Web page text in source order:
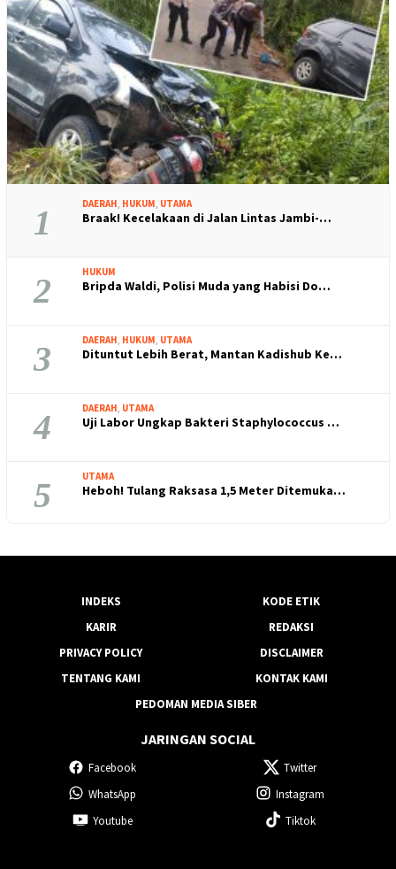
1 DAERAH, HUKUM, UTAMA
Braak! Kecelakaan di Jalan Lintas Jambi-…
2 HUKUM
Bripda Waldi, Polisi Muda yang Habisi Do…
3 DAERAH, HUKUM, UTAMA
Dituntut Lebih Berat, Mantan Kadishub Ke…
4 DAERAH, UTAMA
Uji Labor Ungkap Bakteri Staphylococcus …
5 UTAMA
Heboh! Tulang Raksasa 1,5 Meter Ditemuka…
INDEKS
KODE ETIK
KARIR
REDAKSI
PRIVACY POLICY
DISCLAIMER
TENTANG KAMI
KONTAK KAMI
PEDOMAN MEDIA SIBER
JARINGAN SOCIAL
Facebook
Twitter
WhatsApp
Instagram
Youtube
Tiktok